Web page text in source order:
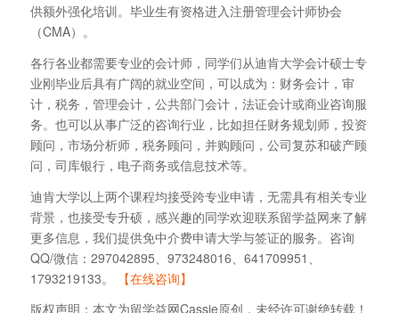
供额外强化培训。毕业生有资格进入注册管理会计师协会
（CMA）。
各行各业都需要专业的会计师，同学们从迪肯大学会计硕士专
业刚毕业后具有广阔的就业空间，可以成为：财务会计，审
计，税务，管理会计，公共部门会计，法证会计或商业咨询服
务。也可以从事广泛的咨询行业，比如担任财务规划师，投资
顾问，市场分析师，税务顾问，并购顾问，公司复苏和破产顾
问，司库银行，电子商务或信息技术等。
迪肯大学以上两个课程均接受跨专业申请，无需具有相关专业
背景，也接受专升硕，感兴趣的同学欢迎联系留学益网来了解
更多信息，我们提供免中介费申请大学与签证的服务。咨询
QQ/微信：297042895、973248016、641709951、
1793219133。
【在线咨询】
版权声明：本文为留学益网Cassie原创，未经许可谢绝转载！